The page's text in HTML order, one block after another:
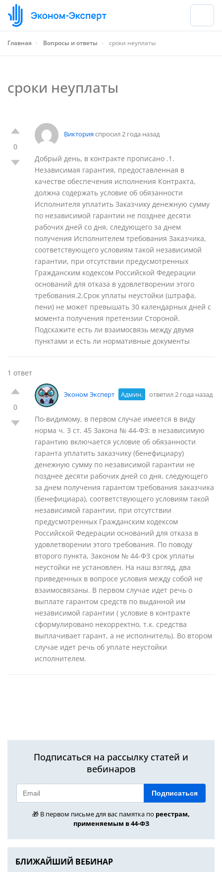
Главная › Вопросы и ответы › сроки неуплаты
сроки неуплаты
0
Викторияспросил 2 года назад
Добрый день, в контракте прописано .1.
Независимая гарантия, предоставленная в
качестве обеспечения исполнения Контракта,
должна содержать условие об обязанности
Исполнителя уплатить Заказчику денежную сумму
по независимой гарантии не позднее десяти
рабочих дней со дня, следующего за днем
получения Исполнителем требования Заказчика,
соответствующего условиям такой независимой
гарантии, при отсутствии предусмотренных
Гражданским кодексом Российской Федерации
оснований для отказа в удовлетворении этого
требования.2.Срок уплаты неустойки (штрафа,
пени) не может превышать 30 календарных дней с
момента получения претензии Стороной.
Подскажите есть ли взаимосвязь между двумя
пунктами и есть ли нормативные документы
1 ответ
0
Эконом Эксперт Админ. ответил 2 года назад
По-видимому, в первом случае имеется в виду
норма ч. 3 ст. 45 Закона № 44-ФЗ: в независимую
гарантию включается условие об обязанности
гаранта уплатить заказчику (бенефициару)
денежную сумму по независимой гарантии не
позднее десяти рабочих дней со дня, следующего
за днем получения гарантом требования заказчика
(бенефициара), соответствующего условиям такой
независимой гарантии, при отсутствии
предусмотренных Гражданским кодексом
Российской Федерации оснований для отказа в
удовлетворении этого требования. По поводу
второго пункта, Законом № 44-ФЗ срок уплаты
неустойки не установлен. На наш взгляд, два
приведенных в вопросе условия между собой не
взаимосвязаны. В первом случае идет речь о
выплате гарантом средств по выданной им
независимой гарантии ( условие в контракте
сформулировано некорректно, т.к. средства
выплачивает гарант, а не исполнитель). Во втором
случае идет речь об уплате неустойки
исполнителем.
Подписаться на рассылку статей и
вебинаров
Подписаться
🎁 В первом письме для вас памятка по реестрам,
применяемым в 44-ФЗ
БЛИЖАЙШИЙ ВЕБИНАР